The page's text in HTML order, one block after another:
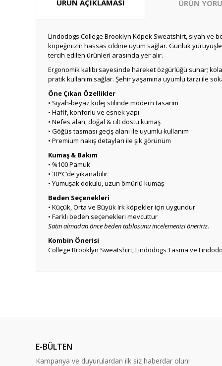
ÜRÜN AÇIKLAMASI ÜRÜN
Lindodogs College Brooklyn Köpek Sweatshirt, siyah ve
köpeğinizin hassas cildine uyum sağlar. Günlük
tercih edilen ürünleri arasında yer alır.
Ergonomik kalıbı sayesinde hareket özgürlüğü sunar;
pratik kullanım sağlar. Şehir yaşamına uyumlu tarzı ile
Öne Çıkan Özellikler
• Siyah-beyaz kolej stilinde modern tasarım
• Hafif, konforlu ve esnek yapı
• Nefes alan, doğal & cilt dostu kumaş
• Göğüs tasması geçiş alanı ile uyumlu kullanım
• Premium nakış detayları ile şık görünüm
Kumaş & Bakım
• %100 Pamuk
• 30°C’de yıkanabilir
• Yumuşak dokulu, uzun ömürlü kumaş
Beden Seçenekleri
• Küçük, Orta ve Büyük Irk köpekler için uygundur
• Farklı beden seçenekleri mevcuttur
Satın almadan önce beden tablosunu incelemenizi öneririz.
Kombin Önerisi
College Brooklyn Sweatshirt; Lindodogs Tasma ve
Y... A... | 10/09/2023
E-BÜLTEN
Kampanya ve duyurulardan ilk siz haberdar olun!